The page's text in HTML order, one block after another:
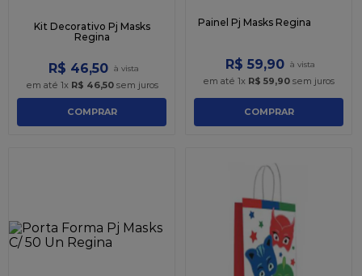
Kit Decorativo Pj Masks
Regina
R$ 46,50
em até 1x R$ 46,50sem juros
COMPRAR
Painel Pj Masks Regina
R$ 59,90
em até 1x R$ 59,90 sem juros
COMPRAR